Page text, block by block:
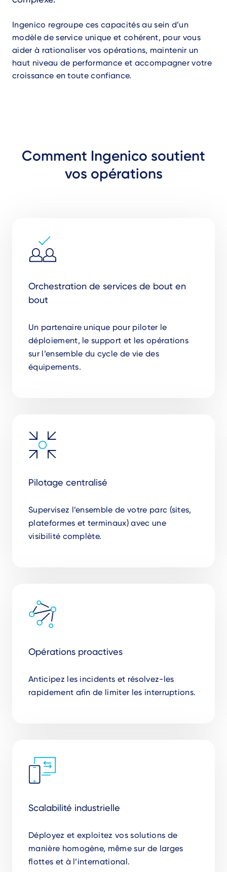
Ingenico regroupe ces capacités au sein d’un
modèle de service unique et cohérent, pour vous
aider à rationaliser vos opérations, maintenir un
haut niveau de performance et accompagner votre
croissance en toute confiance.
Comment Ingenico soutient
vos opérations
Orchestration de services de bout en
bout
Un partenaire unique pour piloter le
déploiement, le support et les opérations
sur l’ensemble du cycle de vie des
équipements.
Pilotage centralisé
Supervisez l’ensemble de votre parc (sites,
plateformes et terminaux) avec une
visibilité complète.
Opérations proactives
Anticipez les incidents et résolvez-les
rapidement afin de limiter les interruptions.
Scalabilité industrielle
Déployez et exploitez vos solutions de
manière homogène, même sur de larges
flottes et à l’international.